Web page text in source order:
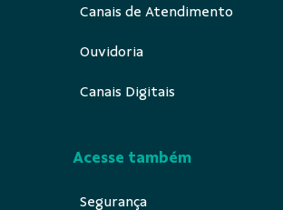
Canais de Atendimento
Ouvidoria
Canais Digitais
Acesse também
Segurança